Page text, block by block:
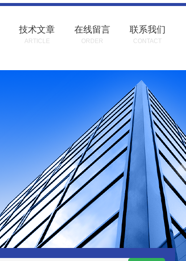
技术文章
ARTICLE
在线留言
ORDER
联系我们
CONTACT